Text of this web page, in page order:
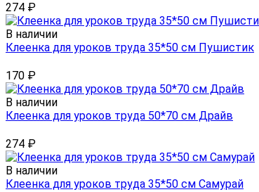
274 ₽
В наличии
Клеенка для уроков труда 35*50 см Пушистик
170 ₽
В наличии
Клеенка для уроков труда 50*70 см Драйв
274 ₽
В наличии
Клеенка для уроков труда 35*50 см Самурай